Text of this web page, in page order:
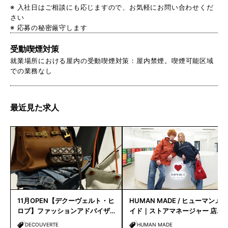
※ 入社日はご相談にも応じますので、お気軽にお問い合わせくだ
さい
※ 応募の秘密厳守します
受動喫煙対策
就業場所における屋内の受動喫煙対策：屋内禁煙。喫煙可能区域
での業務なし
最近見た求人
11月OPEN【デクーヴェルト・ヒ
ロブ】ファッションアドバイザ
ー｜天神店
DECOUVERTE
HUMAN MADE / ヒューマンメ
イド｜ストアマネージャー 店長
候補HUMAN MADE